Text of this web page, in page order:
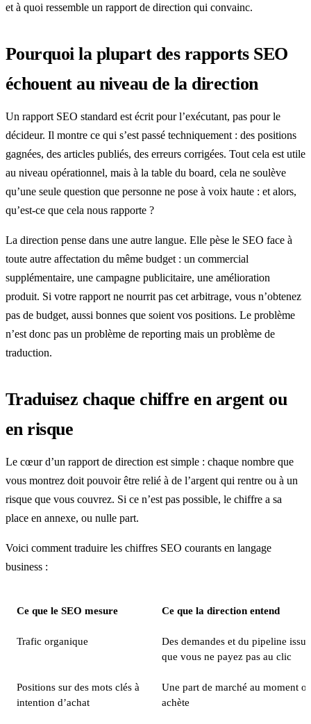
et à quoi ressemble un rapport de direction qui convainc.
Pourquoi la plupart des rapports SEO
échouent au niveau de la direction
Un rapport SEO standard est écrit pour l’exécutant, pas pour le
décideur. Il montre ce qui s’est passé techniquement : des positions
gagnées, des articles publiés, des erreurs corrigées. Tout cela est utile
au niveau opérationnel, mais à la table du board, cela ne soulève
qu’une seule question que personne ne pose à voix haute : et alors,
qu’est-ce que cela nous rapporte ?
La direction pense dans une autre langue. Elle pèse le SEO face à
toute autre affectation du même budget : un commercial
supplémentaire, une campagne publicitaire, une amélioration
produit. Si votre rapport ne nourrit pas cet arbitrage, vous n’obtenez
pas de budget, aussi bonnes que soient vos positions. Le problème
n’est donc pas un problème de reporting mais un problème de
traduction.
Traduisez chaque chiffre en argent ou
en risque
Le cœur d’un rapport de direction est simple : chaque nombre que
vous montrez doit pouvoir être relié à de l’argent qui rentre ou à un
risque que vous couvrez. Si ce n’est pas possible, le chiffre a sa
place en annexe, ou nulle part.
Voici comment traduire les chiffres SEO courants en langage
business :
Ce que le SEO mesure Ce que la direction entend
Trafic organique
Des demandes et du pipeline
que vous ne payez pas au clic
Positions sur des mots clés à
intention d’achat
Une part de marché au moment
achète